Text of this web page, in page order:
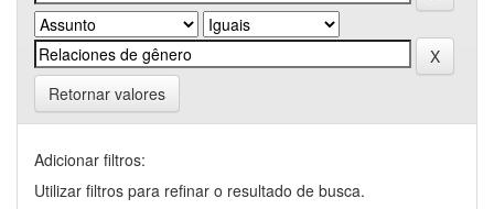
Retornar valores
Adicionar filtros:
Utilizar filtros para refinar o resultado de busca.